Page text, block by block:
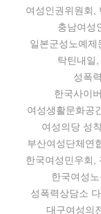
여성인권위원회,
충남여성
일본군성노예제
탁틴내일
성폭
한국사이
여성생활문화공
여성의당 성
부산여성단체연
한국여성민우회,
한국여성
성폭력상담소
대구여성의